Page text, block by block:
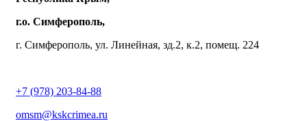
г.о. Симферополь,
г. Симферополь, ул. Линейная, зд.2, к.2, помещ. 224
+7 (978) 203-84-88
omsm@kskcrimea.ru